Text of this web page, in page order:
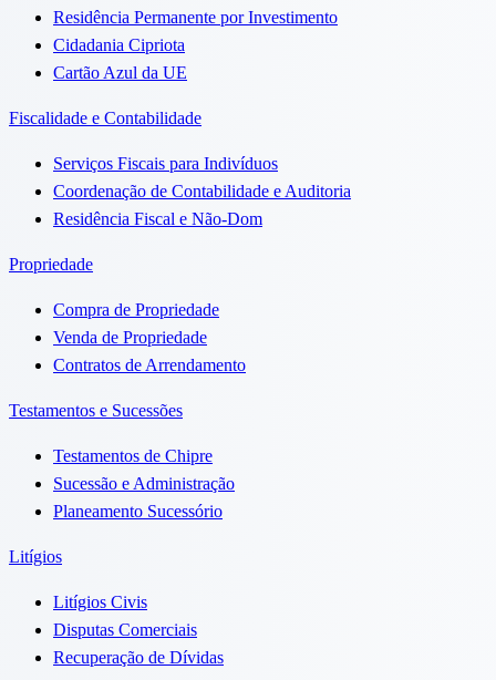
Residência Permanente por Investimento
Cidadania Cipriota
Cartão Azul da UE
Fiscalidade e Contabilidade
Serviços Fiscais para Indivíduos
Coordenação de Contabilidade e Auditoria
Residência Fiscal e Não-Dom
Propriedade
Compra de Propriedade
Venda de Propriedade
Contratos de Arrendamento
Testamentos e Sucessões
Testamentos de Chipre
Sucessão e Administração
Planeamento Sucessório
Litígios
Litígios Civis
Disputas Comerciais
Recuperação de Dívidas